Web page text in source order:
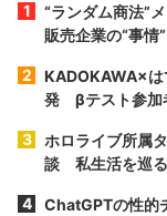
“ランダム商法”
販売企業の“事情
KADOKAWA×は
発 βテスト参加
ホロライブ所属
談 私生活を巡
ChatGPTの性的